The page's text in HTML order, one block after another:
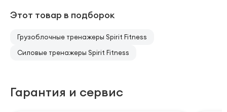
Этот товар в подборок
Грузоблочные тренажеры Spirit Fitness
Силовые тренажеры Spirit Fitness
Гарантия и сервис